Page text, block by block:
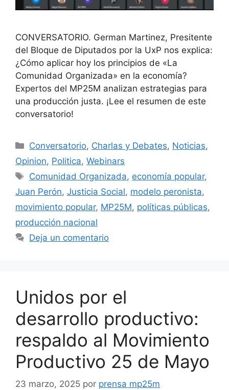
CONVERSATORIO. German Martinez, Presitente
del Bloque de Diputados por la UxP nos explica:
¿Cómo aplicar hoy los principios de «La
Comunidad Organizada» en la economía?
Expertos del MP25M analizan estrategias para
una producción justa. ¡Lee el resumen de este
conversatorio!
Conversatorio, Charlas y Debates, Noticias,
Opinion, Politica, Webinars
Comunidad Organizada, economía popular,
Juan Perón, Justicia Social, modelo peronista,
movimiento popular, MP25M, políticas públicas,
producción nacional
Deja un comentario
Unidos por el
desarrollo productivo:
respaldo al Movimiento
Productivo 25 de Mayo
23 marzo, 2025 por prensa mp25m